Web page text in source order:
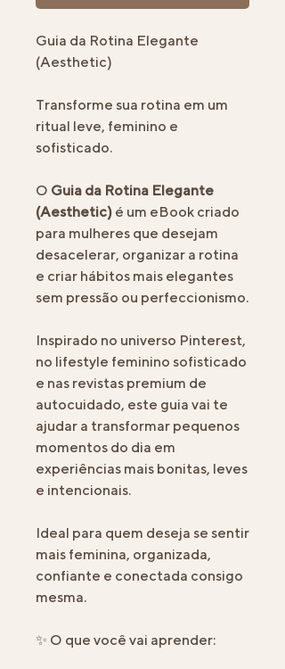
Guia da Rotina Elegante
(Aesthetic)
Transforme sua rotina em um
ritual leve, feminino e
sofisticado.
O Guia da Rotina Elegante
(Aesthetic) é um eBook criado
para mulheres que desejam
desacelerar, organizar a rotina
e criar hábitos mais elegantes
sem pressão ou perfeccionismo.
Inspirado no universo Pinterest,
no lifestyle feminino sofisticado
e nas revistas premium de
autocuidado, este guia vai te
ajudar a transformar pequenos
momentos do dia em
experiências mais bonitas, leves
e intencionais.
Ideal para quem deseja se sentir
mais feminina, organizada,
confiante e conectada consigo
mesma.
✨ O que você vai aprender: